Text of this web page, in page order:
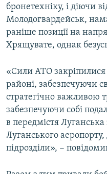
Усі сайти RFE/RL
бронетехніку, і діючи
Молодогвардейськ,
раніше позиції на
Хрящувате, однак
«Сили АТО
районі, забезпечуючи
стратегічно важливою
забезпечуючи собі
в передмістя
Луганського
підрозділи», −